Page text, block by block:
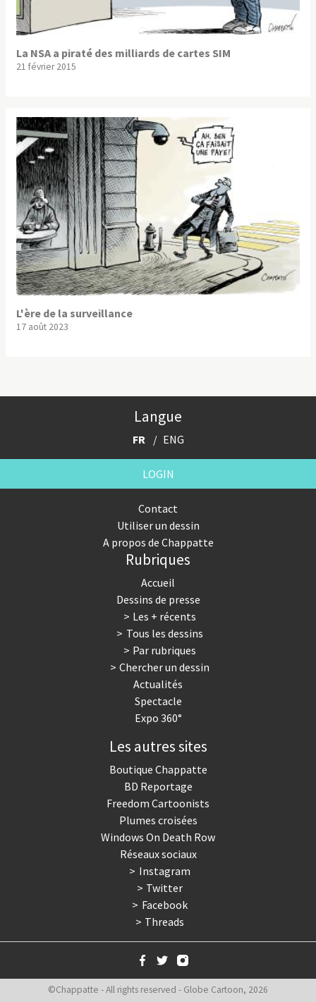
La NSA a piraté des milliards de cartes SIM
21 février 2015
L'ère de la surveillance
17 août 2023
Langue
FR ENG
LOGIN
Contact
Utiliser un dessin
A propos de Chappatte
Rubriques
Accueil
Dessins de presse
Les + récents
Tous les dessins
Par rubriques
Chercher un dessin
Actualités
Spectacle
Expo 360°
Les autres sites
Boutique Chappatte
BD Reportage
Freedom Cartoonists
Plumes croisées
Windows On Death Row
Réseaux sociaux
Instagram
Twitter
Facebook
Threads
©Chappatte - All rights reserved - Globe Cartoon, 2026